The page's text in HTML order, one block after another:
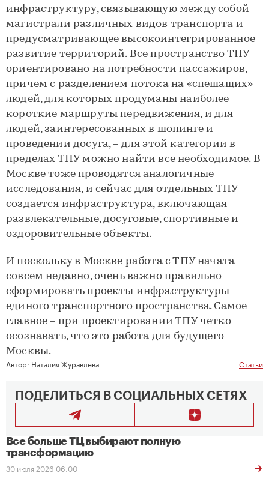
инфраструктуру, связывающую между собой
магистрали различных видов транспорта и
предусматривающее высокоинтегрированное
развитие территорий. Все пространство ТПУ
ориентировано на потребности пассажиров,
причем с разделением потока на «спешащих»
людей, для которых продуманы наиболее
короткие маршруты передвижения, и для
людей, заинтересованных в шопинге и
проведении досуга, – для этой категории в
пределах ТПУ можно найти все необходимое. В
Москве тоже проводятся аналогичные
исследования, и сейчас для отдельных ТПУ
создается инфраструктура, включающая
развлекательные, досуговые, спортивные и
оздоровительные объекты.
И поскольку в Москве работа с ТПУ начата
совсем недавно, очень важно правильно
сформировать проекты инфраструктуры
единого транспортного пространства. Самое
главное – при проектировании ТПУ четко
осознавать, что это работа для будущего
Москвы.
Автор: Наталия Журавлева Статьи
ПОДЕЛИТЬСЯ В СОЦИАЛЬНЫХ СЕТЯХ
Все больше ТЦ выбирают полную
трансформацию
30 июля 2026 06:00